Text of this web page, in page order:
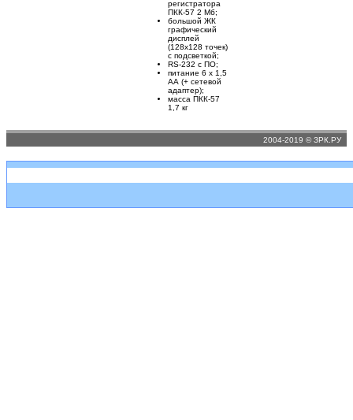
регистратора
ПКК-57 2 Мб;
большой ЖК
графический
дисплей
(128х128 точек)
с подсветкой;
RS-232 с ПО;
питание 6 х 1,5
АА (+ сетевой
адаптер);
масса ПКК-57
1,7 кг
2004-2019 © ЗРК.РУ